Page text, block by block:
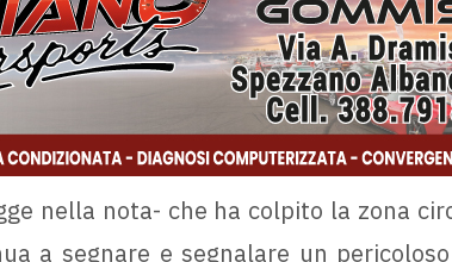
nella nota- che ha colpito la zona
a segnare e segnalare un